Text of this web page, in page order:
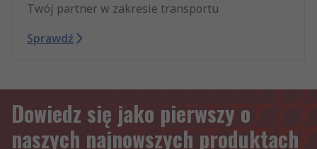
Twój partner w zakresie transportu
Sprawdź
Dowiedz się jako pierwszy o
naszych najnowszych produktach